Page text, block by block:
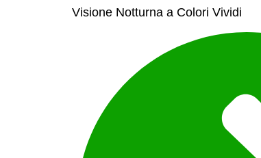
Visione Notturna a Colori Vividi